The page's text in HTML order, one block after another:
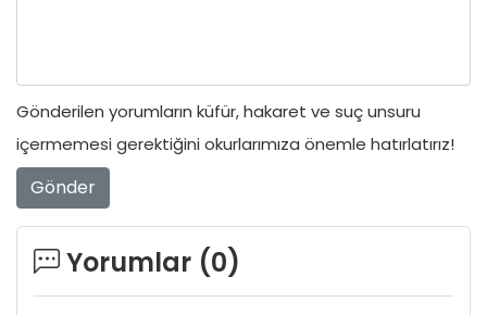
Gönderilen yorumların küfür, hakaret ve suç unsuru
içermemesi gerektiğini okurlarımıza önemle hatırlatırız!
Gönder
Yorumlar (0)